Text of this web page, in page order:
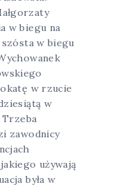
w biegu na
szósta w biegu
w rzucie
w
Trzeba
zawodnicy
używają
była w